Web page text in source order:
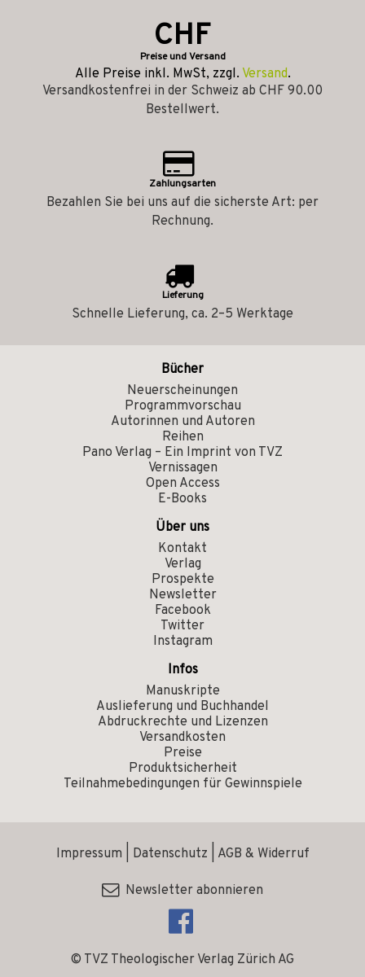
CHF
Preise und Versand
Alle Preise inkl. MwSt, zzgl. Versand.
Versandkostenfrei in der Schweiz ab CHF 90.00
Bestellwert.
Zahlungsarten
Bezahlen Sie bei uns auf die sicherste Art: per
Rechnung.
Lieferung
Schnelle Lieferung, ca. 2–5 Werktage
Bücher
Neuerscheinungen
Programmvorschau
Autorinnen und Autoren
Reihen
Pano Verlag – Ein Imprint von TVZ
Vernissagen
Open Access
E-Books
Über uns
Kontakt
Verlag
Prospekte
Newsletter
Facebook
Twitter
Instagram
Infos
Manuskripte
Auslieferung und Buchhandel
Abdruckrechte und Lizenzen
Versandkosten
Preise
Produktsicherheit
Teilnahmebedingungen für Gewinnspiele
© TVZ Theologischer Verlag Zürich AG
Impressum Datenschutz AGB & Widerruf
Newsletter abonnieren